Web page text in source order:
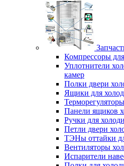
Компрессоры
Уплотнители
камер
Полки двери
Ящики для
Панели ящиков
Ручки для
Петли двери
ТЭНы оттайки
Вентиляторы
Испарители